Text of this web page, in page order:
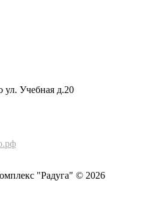
ул. Учебная д.20
"Радуга" © 2026